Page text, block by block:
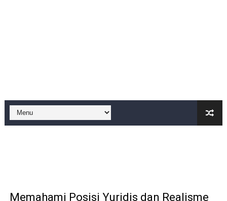
Tanpa Papan Informasi & Identitas, Program
BPN PAREPARE: SERTIFIKAT DISERAHKAN TANPA
Kapolres Sanggau AKBP Kadek Ary Mahardika
Memahami Posisi Yuridis dan Realisme